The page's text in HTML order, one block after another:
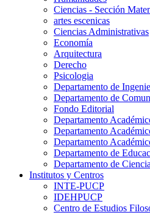
Ciencias - Sección
artes escenicas
Ciencias Administrativas
Economía
Arquitectura
Derecho
Psicologia
Departamento de
Departamento de
Fondo Editorial
Departamento
Departamento
Departamento
Departamento de
Departamento de
Institutos y Centros
INTE-PUCP
IDEHPUCP
Centro de Estudios